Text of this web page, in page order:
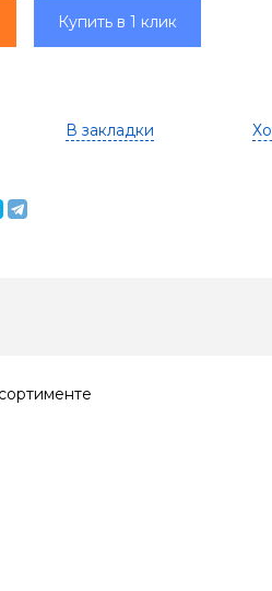
Купить в 1 клик
В закладки